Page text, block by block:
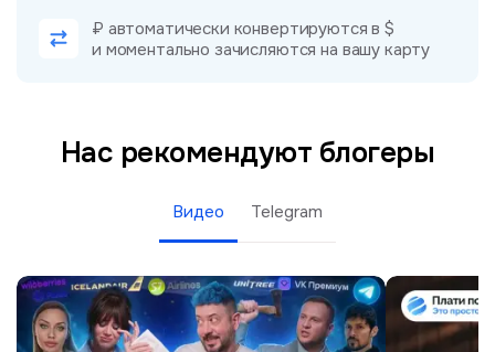
₽ автоматически конвертируются в $
и моментально зачисляются на вашу карту
Нас рекомендуют блогеры
Видео Telegram